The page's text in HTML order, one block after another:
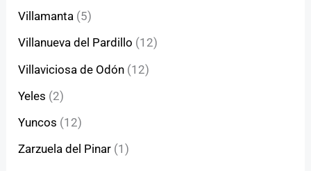
Villamanta (5)
Villanueva del Pardillo (12)
Villaviciosa de Odón (12)
Yeles (2)
Yuncos (12)
Zarzuela del Pinar (1)